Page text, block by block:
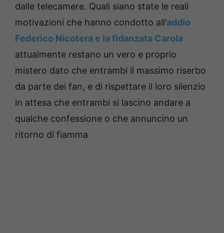
dalle telecamere. Quali siano state le reali
motivazioni che hanno condotto all’addio
Federico Nicotera e la fidanzata Carola
attualmente restano un vero e proprio
mistero dato che entrambi il massimo riserbo
da parte dei fan, e di rispettare il loro silenzio
in attesa che entrambi si lascino andare a
qualche confessione o che annuncino un
ritorno di fiamma